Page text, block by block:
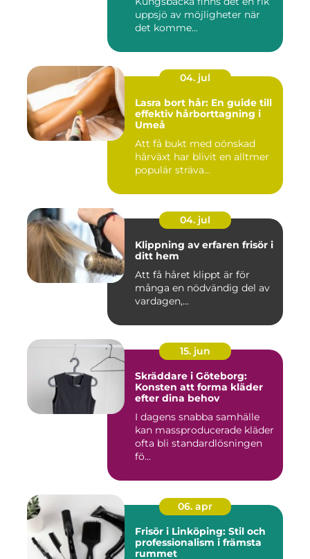
uppsjö av möjligheter när
det komme...
04. jul
Lasra bort hår: En guide till
effektiv hårborttagning i
Umeå
Att få bukt med oönskad
hårväxt har blivit en alltmer
populär sträva...
04. jul
Klippning av erfaren frisör i
ditt hem
Att få håret klippt är för
många en nödvändig del av
vardagen,...
15. jun
Skräddare i Göteborg:
Konsten att forma kläder
efter dina behov
I dagens snabba samhälle
kan massproducerade kläder
ofta bli standardlösningen
fö...
06. apr
Frisör i Linköping: Stil och
professionalism i främsta
rummet